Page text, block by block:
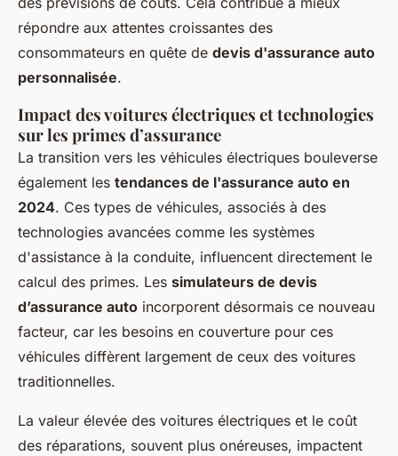
répondre aux attentes croissantes des
consommateurs en quête de devis d'assurance auto
personnalisée.
Impact des voitures électriques et technologies
sur les primes d’assurance
La transition vers les véhicules électriques bouleverse
également les tendances de l'assurance auto en
2024. Ces types de véhicules, associés à des
technologies avancées comme les systèmes
d'assistance à la conduite, influencent directement le
calcul des primes. Les simulateurs de devis
d’assurance auto incorporent désormais ce nouveau
facteur, car les besoins en couverture pour ces
véhicules diffèrent largement de ceux des voitures
traditionnelles.
La valeur élevée des voitures électriques et le coût
des réparations, souvent plus onéreuses, impactent